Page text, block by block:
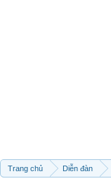
Trang chủ Diễn đàn